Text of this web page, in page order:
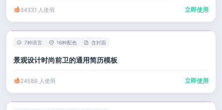
34331 人使用 立即使用
7种语言 16种配色 含封面
景观设计时尚前卫的通用简历模板
24586 人使用 立即使用